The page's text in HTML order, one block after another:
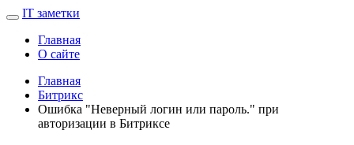
IT заметки
Главная
О сайте
Главная
Битрикс
Ошибка "Неверный логин или пароль." при
авторизации в Битриксе